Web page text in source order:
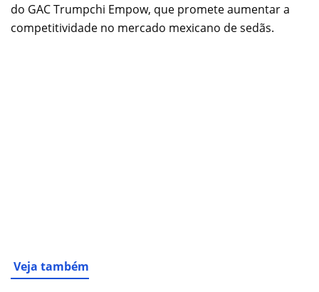
do GAC Trumpchi Empow, que promete aumentar a
competitividade no mercado mexicano de sedãs.
Veja também